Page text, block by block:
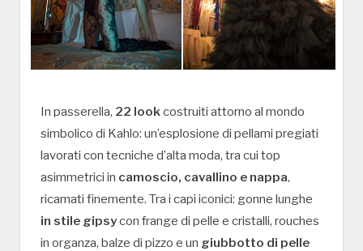
In passerella, 22 lookcostruiti attorno al mondo
simbolico di Kahlo: un’esplosione di pellami pregiati
lavorati con tecniche d’alta moda, tra cui top
asimmetrici in camoscio, cavallino e nappa,
ricamati finemente. Tra i capi iconici: gonne lunghe
in stile gipsycon frange di pelle e cristalli, rouches
in organza, balze di pizzo e un giubbotto di pelle